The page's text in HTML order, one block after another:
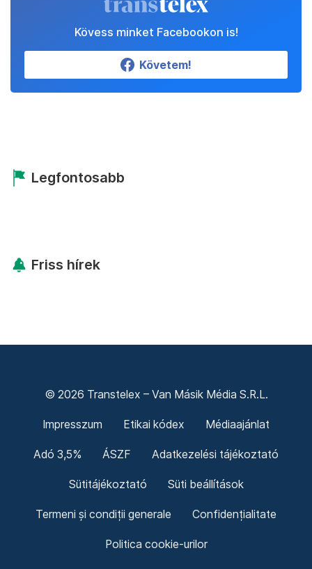
Kövess minket Facebookon is!
Követem!
Legfontosabb
Friss hírek
© 2026 Transtelex – Van Másik Média S.R.L.
Impresszum Etikai kódex Médiaajánlat
Adó 3,5% ÁSZF Adatkezelési tájékoztató
Sütitájékoztató Süti beállítások
Termeni și condiții generale Confidențialitate
Politica cookie-urilor